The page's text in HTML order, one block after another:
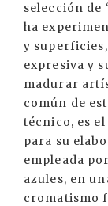
selección de
ha
y
expresiva y
madurar
común de
técnico, es
para su
empleada
azules, en
cromatismo